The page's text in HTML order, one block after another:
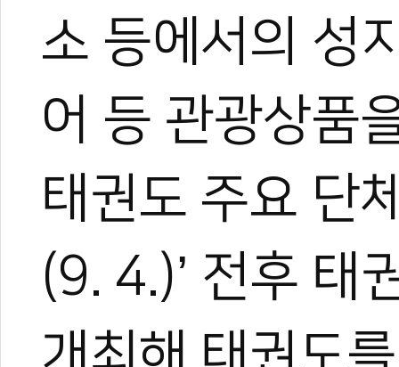
소 등에서의 성
어 등 관광상품
태권도 주요 단
(9. 4.)’ 전후 태
개최해 태권도